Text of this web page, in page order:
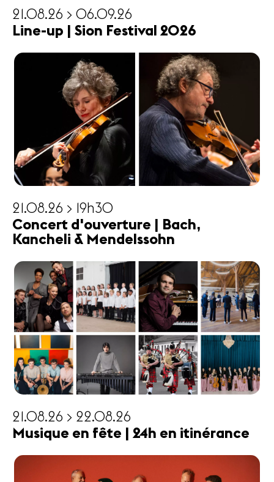
21.08.26 > 06.09.26
Line-up | Sion Festival 2026
21.08.26 > 19h30
Concert d'ouverture | Bach,
Kancheli & Mendelssohn
21.08.26 > 22.08.26
Musique en fête | 24h en itinérance